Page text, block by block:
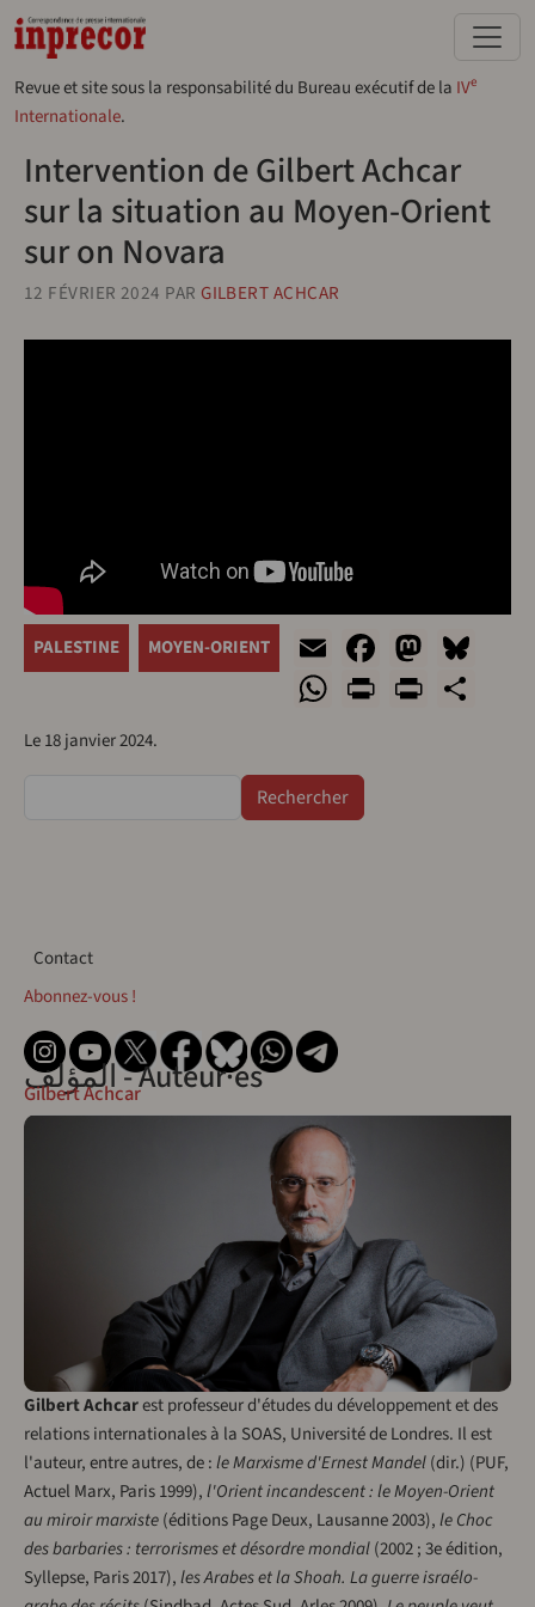
Aller au contenu principal
Revue et site sous la responsabilité du Bureau exécutif de la IVe
Internationale.
Intervention de Gilbert Achcar
sur la situation au Moyen-Orient
sur on Novara
12 FÉVRIER 2024 PAR GILBERT ACHCAR
PALESTINE MOYEN-ORIENT EmailFacebook
WhatsApp
Print
Le 18 janvier 2024.
Contact
Contact
Abonnez-vous !
المؤلف - Auteur·esGilbert Achcar
Gilbert Achcarest professeur d'études du développement et des
relations internationales à la SOAS, Université de Londres. Il est
l'auteur, entre autres, de :le Marxisme d'Ernest Mandel(dir.) (PUF,
Actuel Marx, Paris 1999),l'Orient incandescent : le Moyen-Orient
au miroir marxiste(éditions Page Deux, Lausanne 2003),le Choc
des barbaries : terrorismes et désordre mondial(2002 ; 3e édition,
Syllepse, Paris 2017),les Arabes et la Shoah. La guerre israélo-